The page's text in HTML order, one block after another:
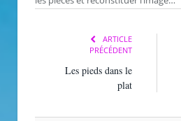
ARTICLE
PRÉCÉDENT
Les pieds dans le
plat